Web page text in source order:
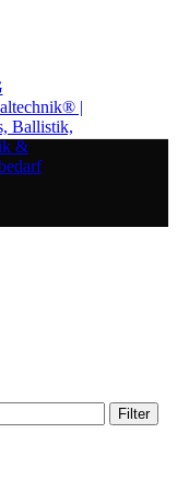
Filter